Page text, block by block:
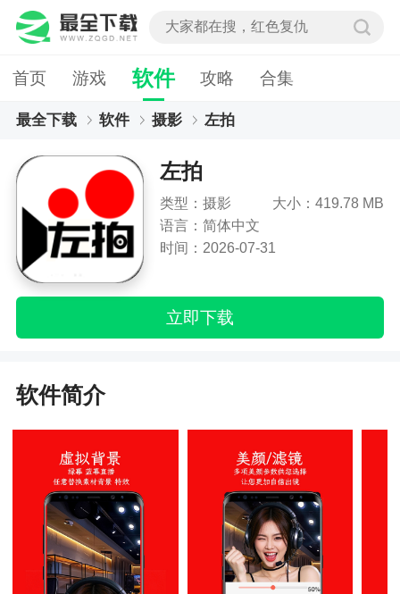
首页 游戏 软件 攻略 合集
最全下载 软件 摄影 左拍
左拍
类型：摄影
大小：419.78 MB
语言：简体中文
时间：2026-07-31
立即下载
软件简介